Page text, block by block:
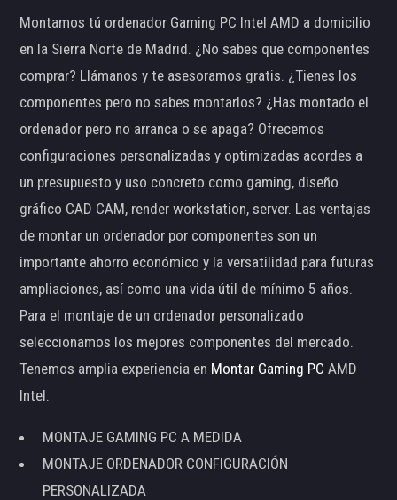
Montamos tú ordenador Gaming PC Intel AMD a domicilio
en la Sierra Norte de Madrid. ¿No sabes que componentes
comprar? Llámanos y te asesoramos gratis. ¿Tienes los
componentes pero no sabes montarlos? ¿Has montado el
ordenador pero no arranca o se apaga? Ofrecemos
configuraciones personalizadas y optimizadas acordes a
un presupuesto y uso concreto como gaming, diseño
gráfico CAD CAM, render workstation, server. Las ventajas
de montar un ordenador por componentes son un
importante ahorro económico y la versatilidad para futuras
ampliaciones, así como una vida útil de mínimo 5 años.
Para el montaje de un ordenador personalizado
seleccionamos los mejores componentes del mercado.
Tenemos amplia experiencia en Montar Gaming PC AMD
Intel.
MONTAJE GAMING PC A MEDIDA
MONTAJE ORDENADOR CONFIGURACIÓN
PERSONALIZADA